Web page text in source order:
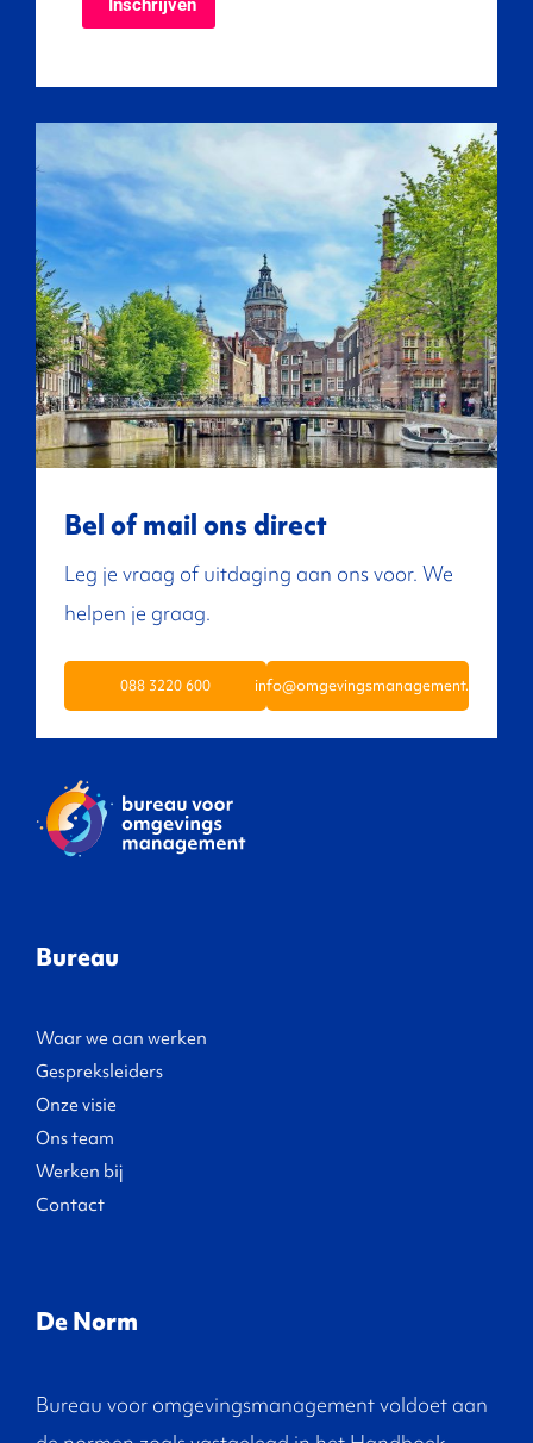
Bel of mail ons direct
Leg je vraag of uitdaging aan ons voor. We
helpen je graag.
088 3220 600 info@omgevingsmanagement.nl
Bureau
Waar we aan werken
Gespreksleiders
Onze visie
Ons team
Werken bij
Contact
De Norm
Bureau voor omgevingsmanagement voldoet aan